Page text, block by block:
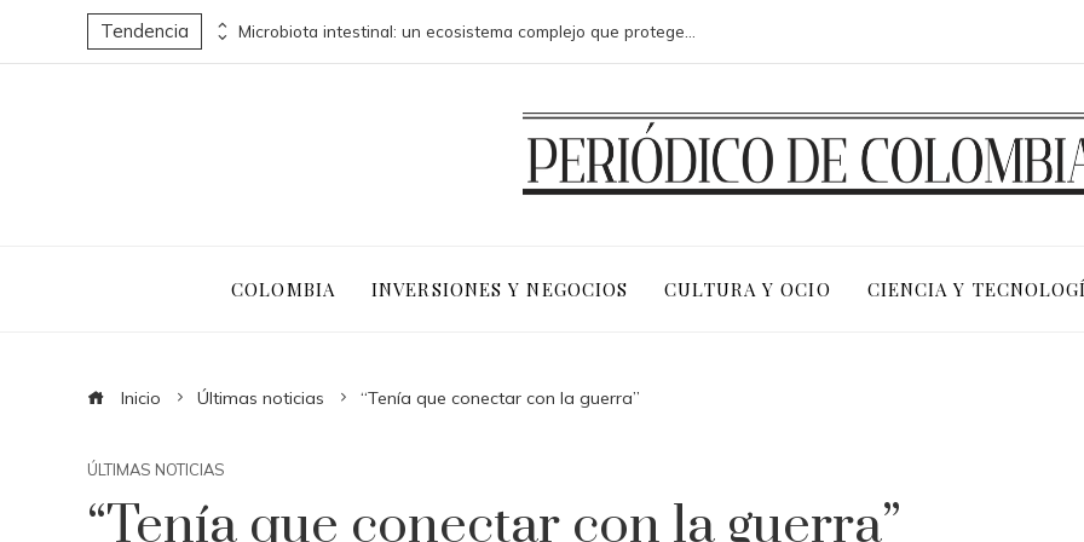
Tendencia Por qué las pruebas de conocimiento cero son clave para la transformación digital en negocios
COLOMBIA INVERSIONES Y NEGOCIOS CULTURA Y OCIO CIENCIA Y
Inicio Últimas noticias “Tenía que conectar con la guerra”
ÚLTIMAS NOTICIAS
“Tenía que conectar con la guerra”